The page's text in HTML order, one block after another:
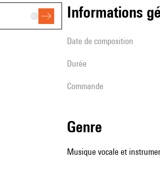
informations
date de composition
durée
Commande
genre
Musique vocale et